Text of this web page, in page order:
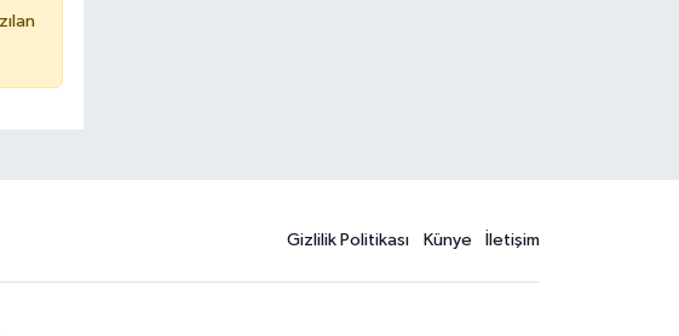
Gizlilik Politikası Künye İletişim